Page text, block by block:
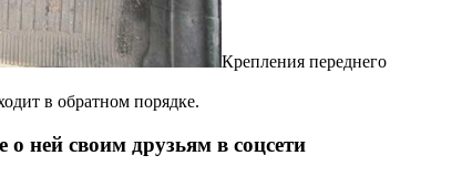
Крепления переднего
в обратном порядке.
ней своим друзьям в соцсети